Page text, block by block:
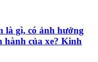
là gì, có ảnh hưởng
hành của xe? Kinh